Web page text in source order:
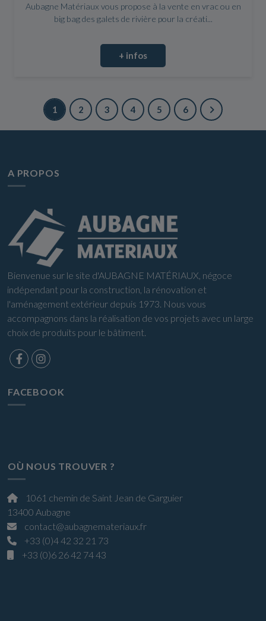
Aubagne Matériaux vous propose à la vente en vrac ou en
big bag des galets de rivière pour la créati...
+ infos
1 2 3 4 5 6
A PROPOS
Bienvenue sur le site d'AUBAGNE MATÉRIAUX, négoce
indépendant pour la construction, la rénovation et
l'aménagement extérieur depuis 1973. Nous vous
accompagnons dans la réalisation de vos projets avec un large
choix de produits pour le bâtiment.
FACEBOOK
OÙ NOUS TROUVER ?
1061 chemin de Saint Jean de Garguier
13400 Aubagne
contact@aubagnemateriaux.fr
+33 (0)4 42 32 21 73
+33 (0)6 26 42 74 43